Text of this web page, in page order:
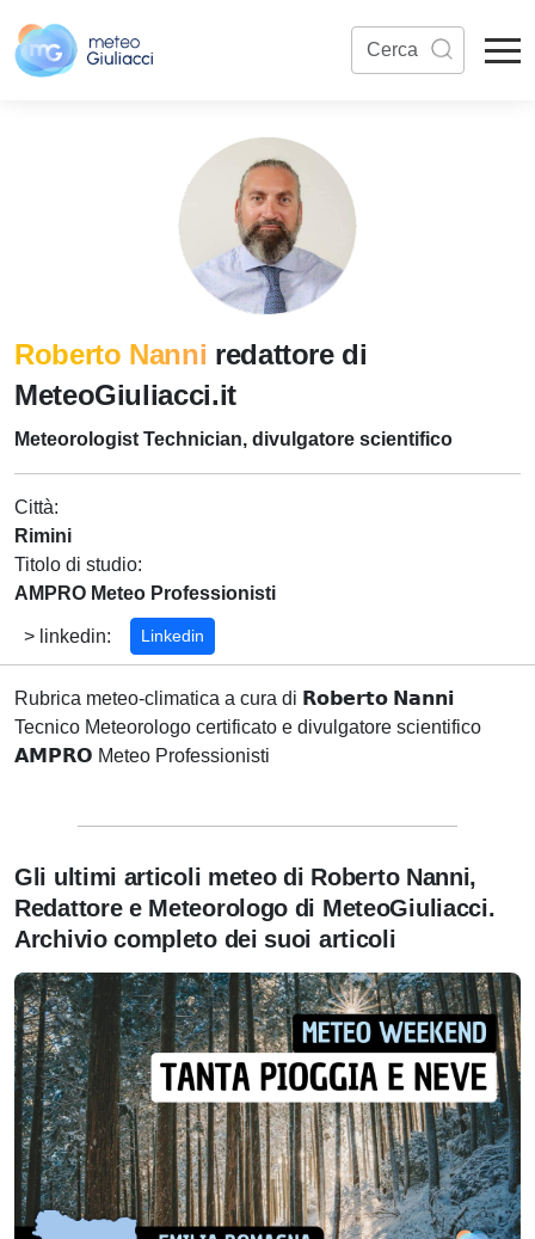
Roberto Nanni redattore di
MeteoGiuliacci.it
Meteorologist Technician, divulgatore scientifico
Città:
Rimini
Titolo di studio:
AMPRO Meteo Professionisti
> linkedin: Linkedin
Rubrica meteo-climatica a cura di 𝗥𝗼𝗯𝗲𝗿𝘁𝗼 𝗡𝗮𝗻𝗻𝗶
Tecnico Meteorologo certificato e divulgatore scientifico
𝗔𝗠𝗣𝗥𝗢 Meteo Professionisti
Gli ultimi articoli meteo di Roberto Nanni,
Redattore e Meteorologo di MeteoGiuliacci.
Archivio completo dei suoi articoli